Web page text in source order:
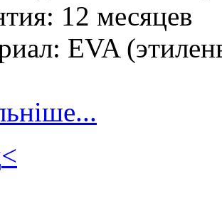
12 месяцев
EVA
<